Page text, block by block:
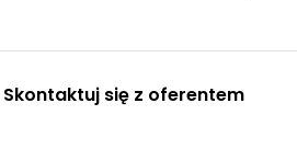
Skontaktuj się z oferentem